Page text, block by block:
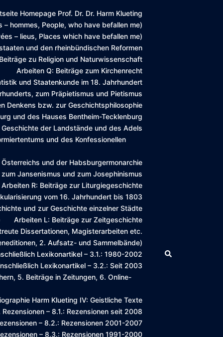
Homepage Prof. Dr. Dr. Harm Klueting
hommes, People, who have befallen me)
– lieus, Places which have befallen me)
und den rheinbündischen Reformen
zu Religion und Naturwissenschaft
Arbeiten Q: Beiträge zum Kirchenrecht
und Staatenkunde im 18. Jahrhundert
zum Präpietismus und Pietismus
Denkens bzw. zur Geschichtsphilosophie
und des Hauses Bentheim-Tecklenburg
der Landstände und des Adels
und des Konfessionellen
und der Habsburgermonarchie
Jansenismus und zum Josephinismus
Arbeiten R: Beiträge zur Liturgiegeschichte
vom 16. Jahrhundert bis 1803
und zur Geschichte einzelner Städte
Arbeiten L: Beiträge zur Zeitgeschichte
Dissertationen, Magisterarbeiten etc.
2. Aufsatz- und Sammelbände)
Lexikonartikel – 3.1.: 1980-2002
Lexikonartikel – 3.2.: Seit 2003
5. Beiträge in Zeitungen, 6. Online-
Harm Klueting IV: Geistliche Texte
– 8.1.: Rezensionen seit 2008
– 8.2.: Rezensionen 2001-2007
– 8.3.: Rezensionen 1991-2000
Suche